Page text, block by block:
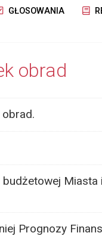
GŁOSOWANIA
obrad
Prognozy